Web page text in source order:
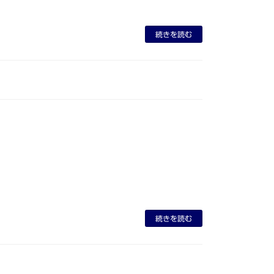
続きを読む
続きを読む